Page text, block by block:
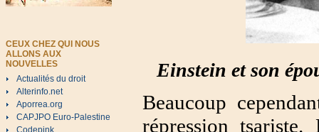
CEUX CHEZ QUI NOUS
ALLONS AUX
NOUVELLES
Actualités du droit
Alterinfo.net
Aporrea.org
CAPJPO Euro-Palestine
Codepink
Einstein et son
Beaucoup
répression